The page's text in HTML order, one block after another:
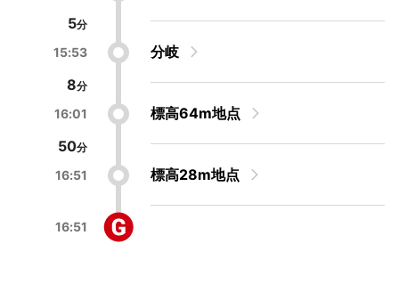
5
15:53
8
分岐
16:01
50
標高64m地点
16:51 標高28m地点
16:51